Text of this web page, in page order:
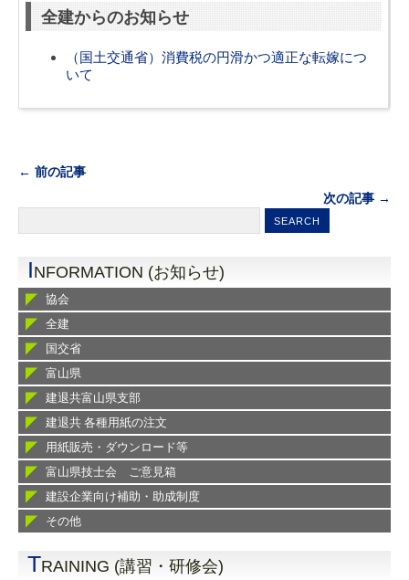
全建からのお知らせ
（国土交通省）消費税の円滑かつ適正な転嫁につ
いて
← 前の記事
次の記事 →
INFORMATION (お知らせ)
協会
全建
国交省
富山県
建退共富山県支部
建退共 各種用紙の注文
用紙販売・ダウンロード等
富山県技士会 ご意見箱
建設企業向け補助・助成制度
その他
TRAINING (講習・研修会)